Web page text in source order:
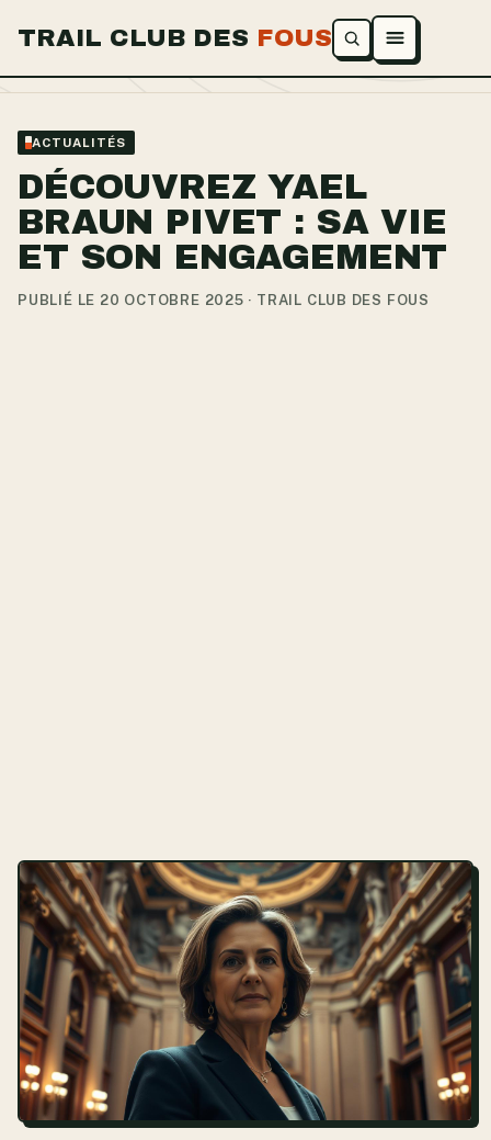
TRAIL CLUB DES FOUS Ouvrir le menu
ACTUALITÉS
DÉCOUVREZ YAEL
BRAUN PIVET : SA VIE
ET SON ENGAGEMENT
PUBLIÉ LE 20 OCTOBRE 2025 · TRAIL CLUB DES FOUS